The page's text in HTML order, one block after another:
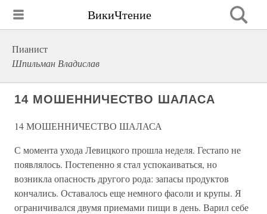
ВикиЧтение
Пианист
Шпильман Владислав
14 МОШЕННИЧЕСТВО ШАЛАСА
14 МОШЕННИЧЕСТВО ШАЛАСА
С момента ухода Левицкого прошла неделя. Гестапо не
появлялось. Постепенно я стал успокаиваться, но
возникла опасность другого рода: запасы продуктов
кончались. Оставалось еще немного фасоли и крупы. Я
ограничивался двумя приемами пищи в день. Варил себе